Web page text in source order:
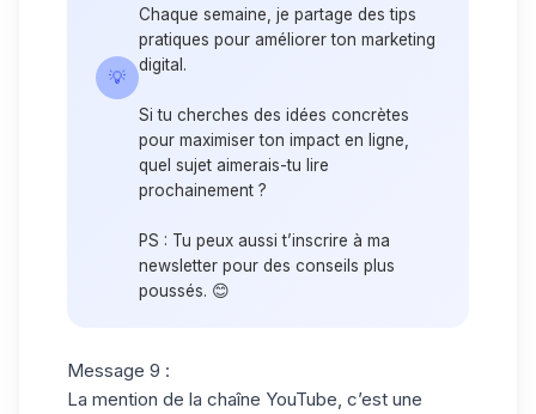
💡
Chaque semaine, je partage des tips
pratiques pour améliorer ton marketing
digital.
Si tu cherches des idées concrètes
pour maximiser ton impact en ligne,
quel sujet aimerais-tu lire
prochainement ?
PS : Tu peux aussi t’inscrire à ma
newsletter pour des conseils plus
poussés. 😊
Message 9 :
La mention de la chaîne YouTube , c’est une